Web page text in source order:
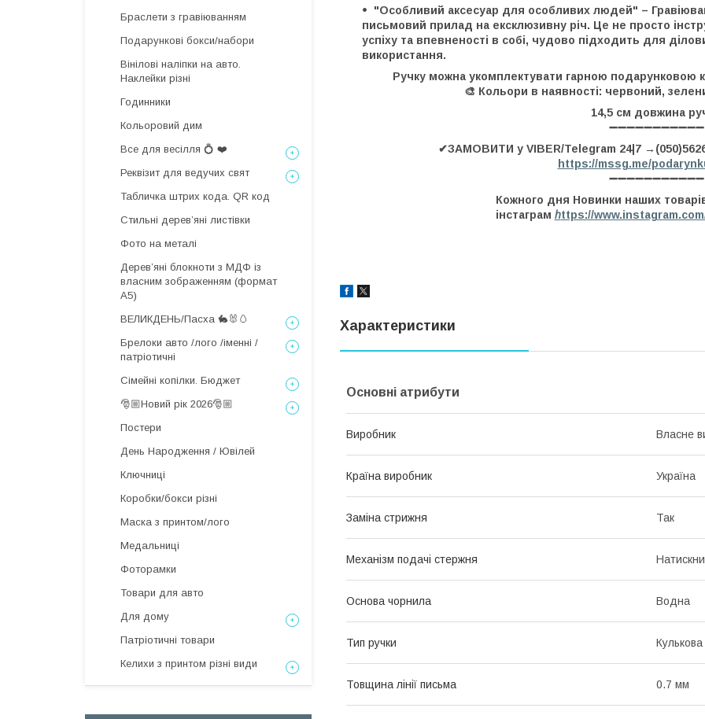
"Особливий аксесуар для особливих людей" –
письмовий прилад на ексклюзивну річ. Це не просто
успіху та впевненості в собі, чудово підходить для
використання.
Ручку можна укомплектувати гарною подарунковою
🎨 Кольори в наявності: червоний,
14,5 см довжина
➖➖➖➖➖➖➖➖➖➖➖
✔ЗАМОВИТИ у VIBER/Telegram 24|7
https://mssg.me/
➖➖➖➖➖➖➖➖➖➖➖
Кожного дня Новинки наших
інстаграм https://
Характеристики
Основні атрибути
Виробник Власне
Країна виробник Україна
Заміна стрижня Так
Механізм подачі стержня
Основа чорнила Водна
Тип ручки Кулькова
Товщина лінії письма 0.7 мм
Браслети з гравіюванням
Подарункові бокси/набори
Вінілові наліпки на авто.
Наклейки різні
Годинники
Кольоровий дим
Все для весілля 💍 ❤️
Реквізит для ведучих свят
Табличка штрих кода. QR код
Стильні деревʼяні листівки
Фото на металі
Дерев’яні блокноти з МДФ із
власним зображенням (формат
А5)
ВЕЛИКДЕНЬ/Пасха 🐇🐰🥚
Брелоки авто /лого /іменні /
патріотичні
Сімейні копілки. Бюджет
🎅🏼Новий рік 2026🎅🏼
Постери
День Народження / Ювілей
Ключниці
Коробки/бокси різні
Маска з принтом/лого
Медальниці
Фоторамки
Товари для авто
Для дому
Патріотичні товари
Келихи з принтом різні види